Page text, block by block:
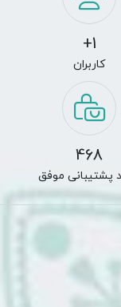
1+
کاربران
468
پشتیبانی موفق